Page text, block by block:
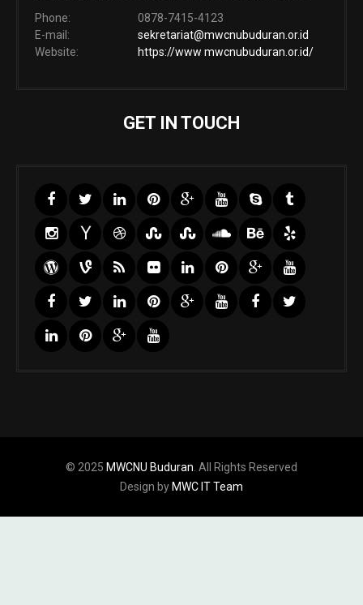
Phone:
0878-7415-4123
E-mail:
sekretariat@mwcnubuduran.or.id
Website:
https://www mwcnubuduran.or.id/
GET IN TOUCH
© 2025 MWCNU Buduran. All Rights Reserved
Design by MWC IT Team